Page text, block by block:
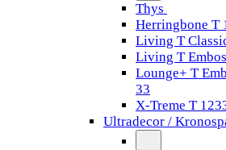
Thys
Herringbone T
Living T
Living T
Lounge+ T
33
X-Treme T
Ultradecor /